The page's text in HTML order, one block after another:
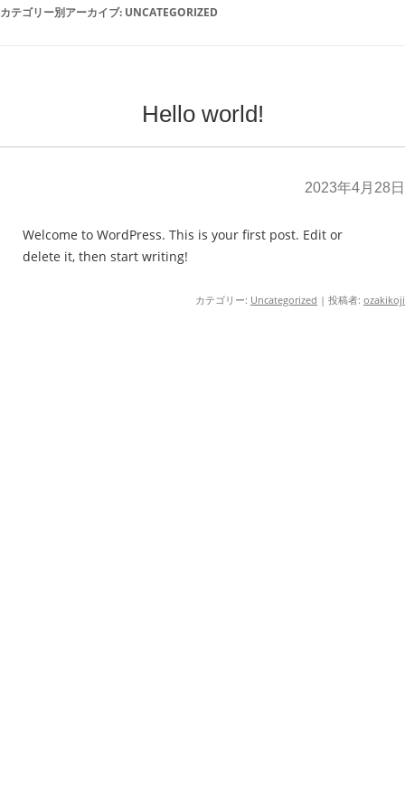
カテゴリー別アーカイブ: UNCATEGORIZED
Hello world!
2023年4月28日
Welcome to WordPress. This is your first post. Edit or
delete it, then start writing!
カテゴリー: Uncategorized | 投稿者: ozakikoji